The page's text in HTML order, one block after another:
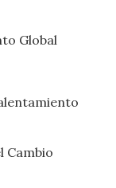
Global
Cambio